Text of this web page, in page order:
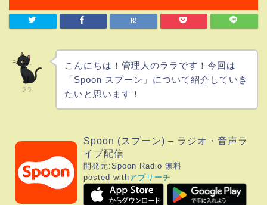
ララ
こんにちは！管理人のララです！今回は
「Spoon スプーン」について紹介していき
たいと思います！
Spoon (スプーン) – ラジオ・音声ラ
イブ配信
開発元:Spoon Radio 無料
posted withアプリーチ